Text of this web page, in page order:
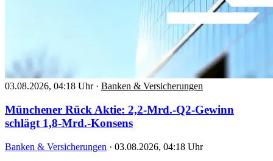
03.08.2026, 04:18 Uhr · Banken & Versicherungen
Münchener Rück Aktie: 2,2-Mrd.-Q2-Gewinn
schlägt 1,8-Mrd.-Konsens
Banken & Versicherungen · 03.08.2026, 04:18 Uhr